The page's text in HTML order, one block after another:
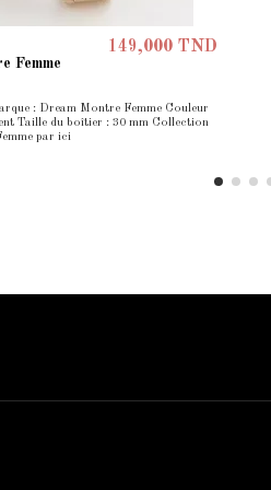
Femme
149,000 TND
: Dream Montre Femme Couleur
Taille du boîtier : 30 mm Collection
par ici